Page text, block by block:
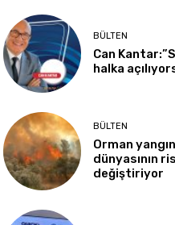
BÜLTEN
Can
halka
BÜLTEN
Orman
dünyasının
değiştiriyor